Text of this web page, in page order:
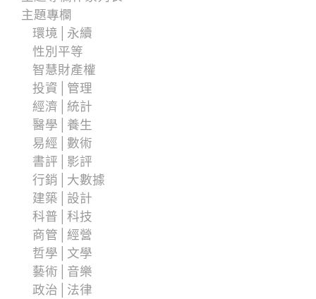
主題專欄
環境│永續
性別平等
智慧財產權
投資│管理
經濟│統計
醫學│養生
易經│數術
書評│影評
行銷│大數據
建築│設計
科普│科技
商管│經營
哲學│文學
藝術│音樂
政治│法律